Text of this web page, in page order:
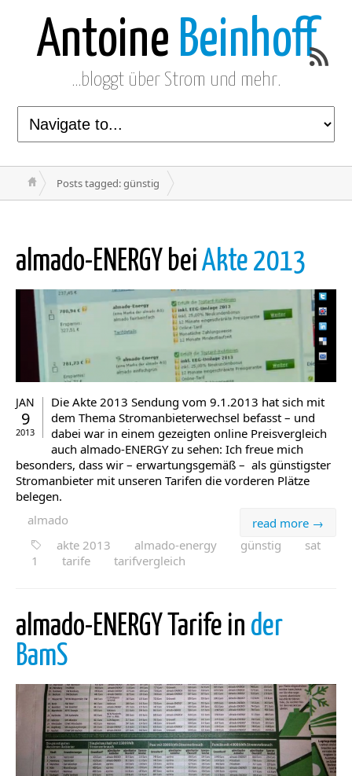
Antoine Beinhoff
…bloggt über Strom und mehr.
Posts tagged: günstig
almado-ENERGY beiAkte 2013
JAN
9
2013
Die Akte 2013 Sendung vom 9.1.2013 hat sich mit
dem Thema Stromanbieterwechsel befasst – und
dabei war in einem gezeigten online Preisvergleich
auch almado-ENERGY zu sehen: Ich freue mich
besonders, dass wir – erwartungsgemäß – als günstigster
Stromanbieter mit unseren Tarifen die vorderen Plätze
belegen.
read more →
almado
akte 2013
almado-energy günstig
sat
1
tarife tarifvergleich
almado-ENERGY Tarife in der
BamS